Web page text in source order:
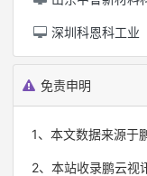
深圳科恩科工业
免责申明
1、本文数据来源于
2、本站收录鹏云视